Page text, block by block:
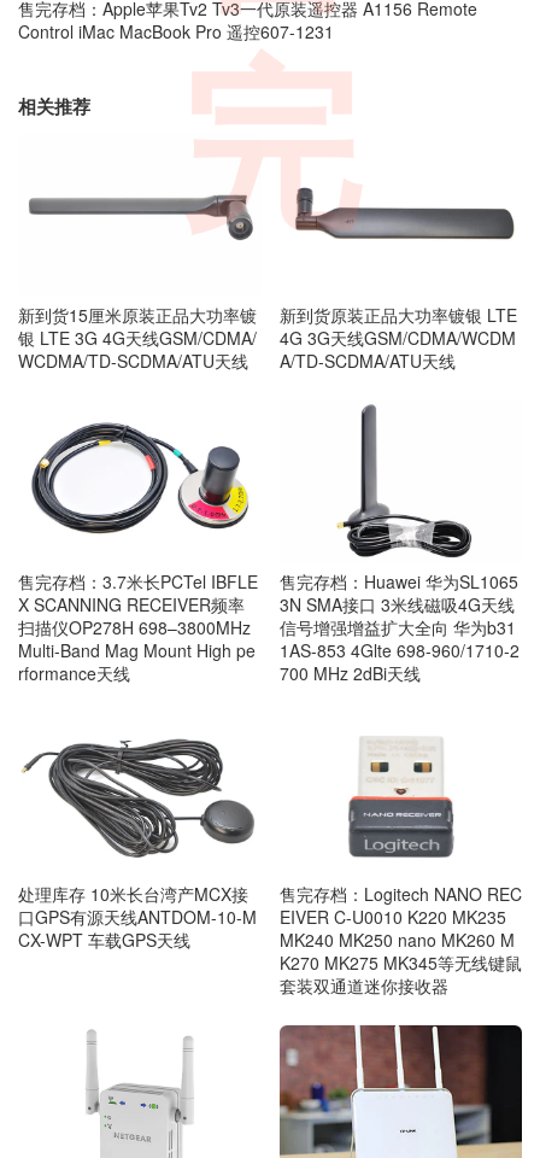
售完存档：Apple苹果Tv2 Tv3一代原装遥控器 A1156 Remote
Control iMac MacBook Pro 遥控607-1231
相关推荐
新到货15厘米原装正品大功率镀
银 LTE 3G 4G天线GSM/CDMA/
WCDMA/TD-SCDMA/ATU天线
新到货原装正品大功率镀银 LTE
4G 3G天线GSM/CDMA/WCDM
A/TD-SCDMA/ATU天线
售完存档：3.7米长PCTel IBFLE
X SCANNING RECEIVER频率
扫描仪OP278H 698–3800MHz
Multi-Band Mag Mount High pe
rformance天线
售完存档：Huawei 华为SL1065
3N SMA接口 3米线磁吸4G天线
信号增强增益扩大全向 华为b31
1AS-853 4Glte 698-960/1710-2
700 MHz 2dBi天线
处理库存 10米长台湾产MCX接
口GPS有源天线ANTDOM-10-M
CX-WPT 车载GPS天线
售完存档：Logitech NANO REC
EIVER C-U0010 K220 MK235
MK240 MK250 nano MK260 M
K270 MK275 MK345等无线键鼠
套装双通道迷你接收器
完